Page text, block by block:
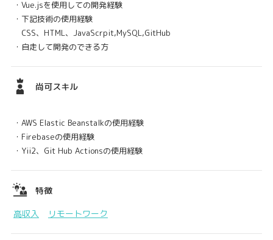
・Vue.jsを使用しての開発経験
・下記技術の使用経験
CSS、HTML、JavaScrpit,MySQL,GitHub
・自走して開発のできる方
尚可スキル
・AWS Elastic Beanstalkの使用経験
・Firebaseの使用経験
・Yii2、Git Hub Actionsの使用経験
特徴
高収入
リモートワーク